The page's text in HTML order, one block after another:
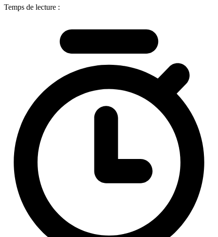
Temps de lecture :